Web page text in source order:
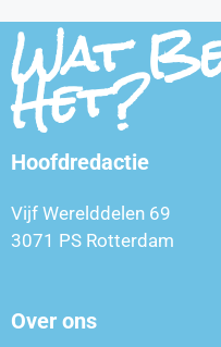
Wat
Het?
Hoofdredactie
Vijf Werelddelen 69
3071 PS Rotterdam
Over ons